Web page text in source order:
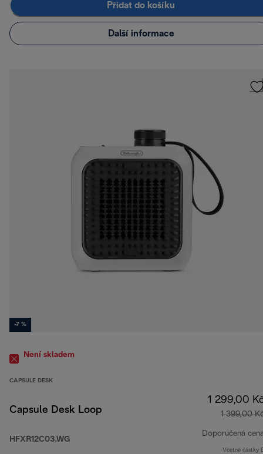
Přidat do košíku
Další informace
-7 %
Není skladem
CAPSULE DESK
Capsule Desk Loop
HFXR12C03.WG
1 299,00
1 399,00
Doporučená
Včetně částky